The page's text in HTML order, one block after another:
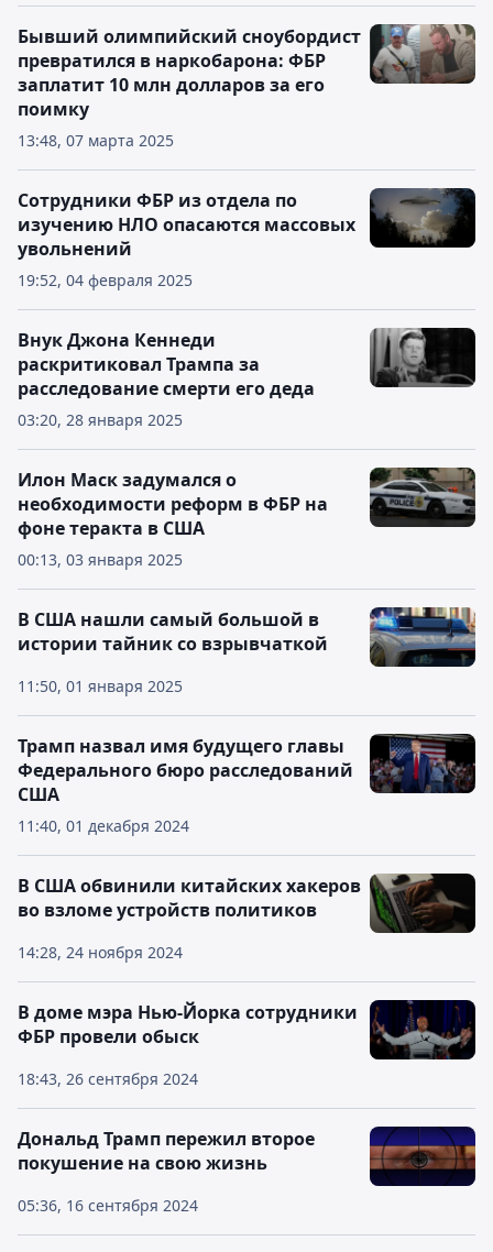
13:48, 07 марта 2025
Бывший олимпийский сноубордист
превратился в наркобарона: ФБР
заплатит 10 млн долларов за его
поимку
19:52, 04 февраля 2025
Сотрудники ФБР из отдела по
изучению НЛО опасаются массовых
увольнений
03:20, 28 января 2025
Внук Джона Кеннеди
раскритиковал Трампа за
расследование смерти его деда
00:13, 03 января 2025
Илон Маск задумался о
необходимости реформ в ФБР на
фоне теракта в США
11:50, 01 января 2025
В США нашли самый большой в
истории тайник со взрывчаткой
11:40, 01 декабря 2024
Трамп назвал имя будущего главы
Федерального бюро расследований
США
14:28, 24 ноября 2024
В США обвинили китайских хакеров
во взломе устройств политиков
18:43, 26 сентября 2024
В доме мэра Нью-Йорка сотрудники
ФБР провели обыск
05:36, 16 сентября 2024
Дональд Трамп пережил второе
покушение на свою жизнь